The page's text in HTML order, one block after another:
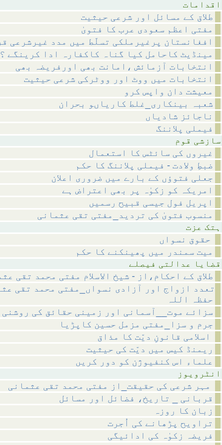
طلاق کے مسائل اور شرعی حیثیت
مفتی اعظم سعودی عرب کا فتویٰ
افغانستان پرغیرملکی تسلّط میں مدد غیرشرعی
مینڈیٹ کاحامل کیا گناہ کاکفارہ ادا کرینگے
انتخابات آزمائش ،امانت بھی اورفریضہ بھی
انتخابات میں ووٹ اور ووٹرکی شرعی حیثیت
معیشت دان واپس کرو
شعبہ بینکاری_غلط کاریاںو بحران
ناجائز شادیاں
فیملی پلاننگ
غیروں کی سائٹس کا استعمال
ضبطِ ولادت - فیملی پلاننگ کا حکم
جعلی فتوؤں کے بارے میں ضروری اعلان
امریکہ کو زکوٰہ پر بھی اعتراض ہے
اپریل فول جیسی قبیح رسمیں
منسوب فتویٰ کی تردید_مفتی تقی عثمانی
میت سمندر میں پھینکنے کا حکم
طلاق کے احکام،از - شیخ الاسلام مفتی محمد تقی
تعدد ازواج اور آزادی نسواں_مفتی محمد تقی
حفظہ اللہ
سزائے موت__آسمانی اور زمینی حقائق کی
جرم و سزا_مفتی مزمل حسین کاپڑیا
ریمنڈ کیس میں دیّت کی حیثیت
علماء اس کنفیوژن کو دور کریں
قربانی _ تاریخ، فضائل اور مسائل
زبان کا روزہ
تراویح پڑھانے کی اُجرت
فریضہ زکوٰہ کی ادائیگی